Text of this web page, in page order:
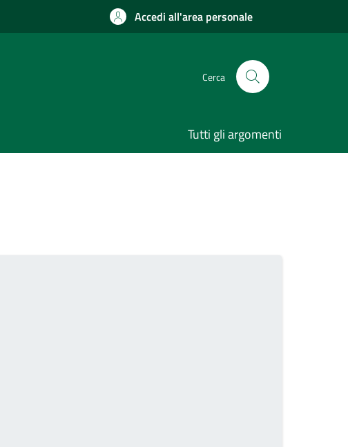
Accedi all'area personale
Cerca
Tutti gli argomenti